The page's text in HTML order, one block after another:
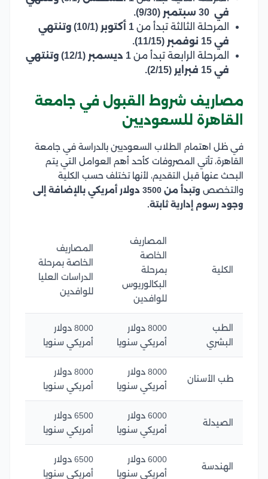
في 30 سبتمبر (9/30).
المرحلة الثالثة تبدأ من
1 أكتوبر (10/1) وتنتهي
في 15 نوفمبر (11/15).
المرحلة الرابعة تبدأ من
1 ديسمبر (12/1) وتنتهي
في 15 فبراير (2/15).
مصاريف شروط القبول في جامعة
القاهرة للسعوديين
في ظل اهتمام الطلاب السعوديين بالدراسة في جامعة
القاهرة، تأتي المصروفات كأحد أهم العوامل التي يتم
البحث عنها قبل التقديم، لأنها تختلف حسب الكلية
والتخصص
وتبدأ من 3500 دولار أمريكي بالإضافة إلى
وجود رسوم إدارية ثابتة.
الكلية
المصاريف
الخاصة
بمرحلة
البكالوريوس
للوافدين
المصاريف
الخاصة بمرحلة
الدراسات العليا
للوافدين
الطب
البشري
8000 دولار
أمريكي سنويا
8000 دولار
أمريكي سنويا
طب الأسنان
8000 دولار
أمريكي سنويا
8000 دولار
أمريكي سنويا
الصيدلة
6000 دولار
أمريكي سنويا
6500 دولار
أمريكي سنويا
الهندسة
6000 دولار
أمريكي سنويا
6500 دولار
أمريكي سنويا